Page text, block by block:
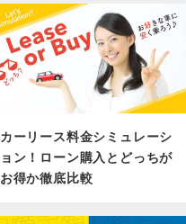
カーリース料金シミュレーシ
ョン！ローン購入とどっちが
お得か徹底比較